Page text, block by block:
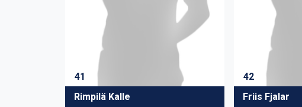
41
Rimpilä Kalle
42
Friis Fjalar